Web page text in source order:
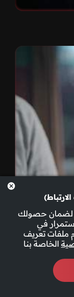
لضمان حصولك
في
ملفات تعريف
الخاصة بنا